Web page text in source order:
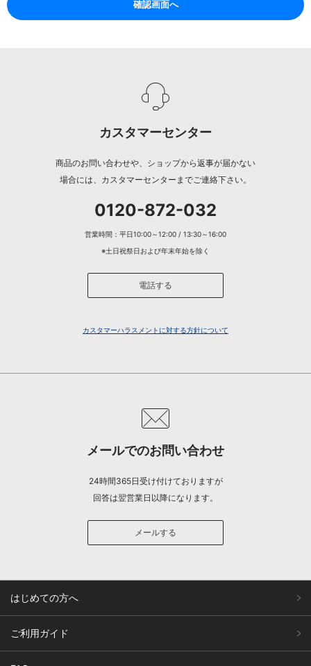
カスタマーセンター
商品のお問い合わせや、ショップから返事が届かない
場合には、カスタマーセンターまでご連絡下さい。
0120-872-032
営業時間：平日10:00～12:00 / 13:30～16:00
※土日祝祭日および年末年始を除く
電話する
カスタマーハラスメントに対する方針について
メールでのお問い合わせ
24時間365日受け付けておりますが
回答は翌営業日以降になります。
メールする
はじめての方へ
ご利用ガイド